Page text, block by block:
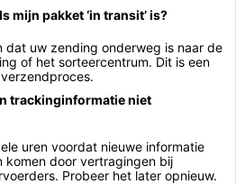
mijn pakket ‘in transit’ is?
dat uw zending onderweg is naar de
of het sorteercentrum. Dit is een
trackinginformatie niet
uren voordat nieuwe informatie
komen door vertragingen bij
Probeer het later opnieuw.